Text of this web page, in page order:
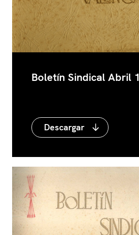
Boletín Sindical Abril
Descargar